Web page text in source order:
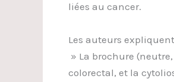
liées au cancer.
Les auteurs
» La brochure
colorectal, et la